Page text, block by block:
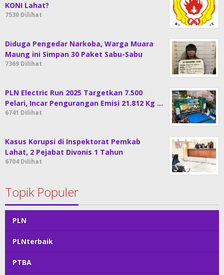
KONI Lahat?
7530 Dilihat
Diduga Pengedar Narkoba, Warga Muara
Maung ini Simpan 30 Paket Sabu-Sabu
7369 Dilihat
PLN Electric Run 2025 Targetkan 7.500
Pelari, Incar Pengurangan Emisi 21.812 Kg …
6741 Dilihat
Kasus Korupsi di Inspektorat Pemkab
Lahat, 2 Pejabat Divonis 1 Tahun
6704 Dilihat
Topik Populer
PLN
PLNterbaik
PTBA